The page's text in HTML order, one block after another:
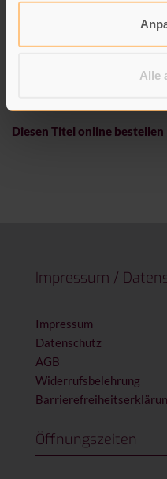
Alle
man Menschen in früheren
anderen Ländern und den
Tod um? Informativ,
existenziellen Thema und
Diesen Titel online bestellen
Impressum /
Impressum
Datenschutz
AGB
Widerrufsbelehrung
Öffnungszeiten